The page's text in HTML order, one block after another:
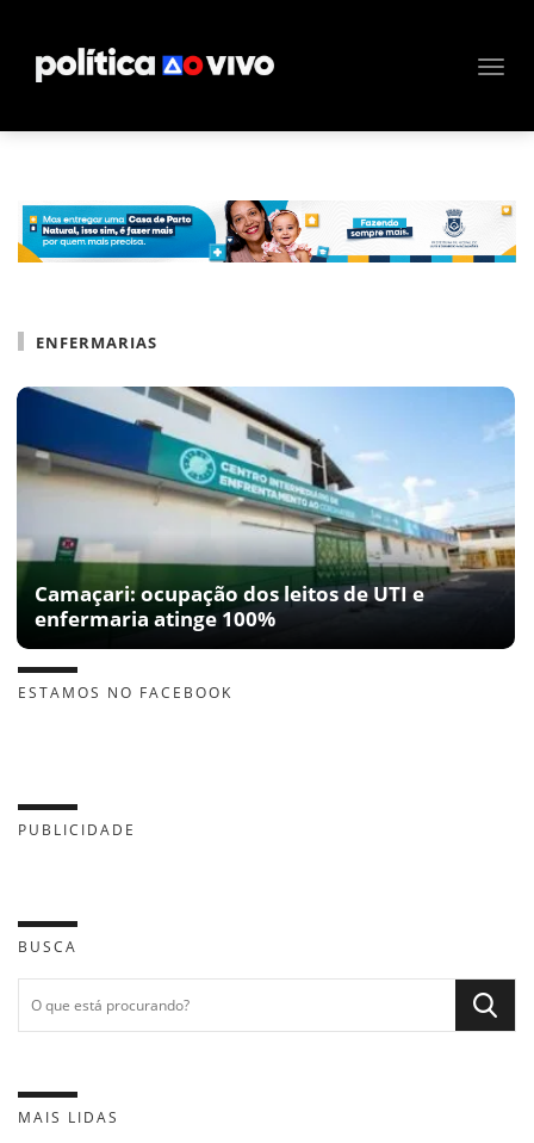
ENFERMARIAS
Camaçari: ocupação dos leitos de UTI e
enfermaria atinge 100%
ESTAMOS NO FACEBOOK
PUBLICIDADE
BUSCA
MAIS LIDAS